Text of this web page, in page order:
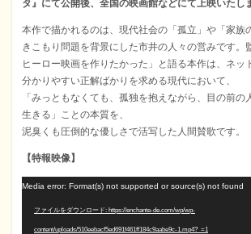
タ』にて公開後、全国の映画館などにて上映いたし
本作で描かれるのは、現代社会の「孤立」や「家族
きこもり問題を背景にした市井の人々の営みです。
ヒーロー映画を作りたかった」と語る本作は、ネッ
分かりやすい正解ばかりを求める現代において、
「みっともなくても、孤独を抱えながら、目の前の
生きる」ことの本質を、
泥臭くも圧倒的な優しさで活写した人間賛歌です。
【特報映像】
動
Media error: Format(s) not supported or source(s) not found
ファイルをダウンロード: https://enchante-de.com/wp/wp-
content/uploads/510eebacf5ed691f461ff184c9aabe9c-1.mp4?_=1